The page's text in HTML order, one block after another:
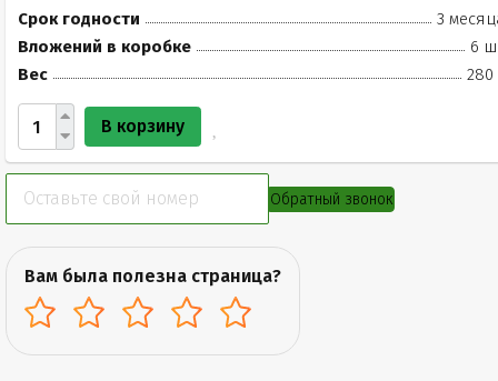
Срок годности
3
Вложений в коробке
6
Вес
280
В корзину
Обратный звонок
Вам была полезна страница?